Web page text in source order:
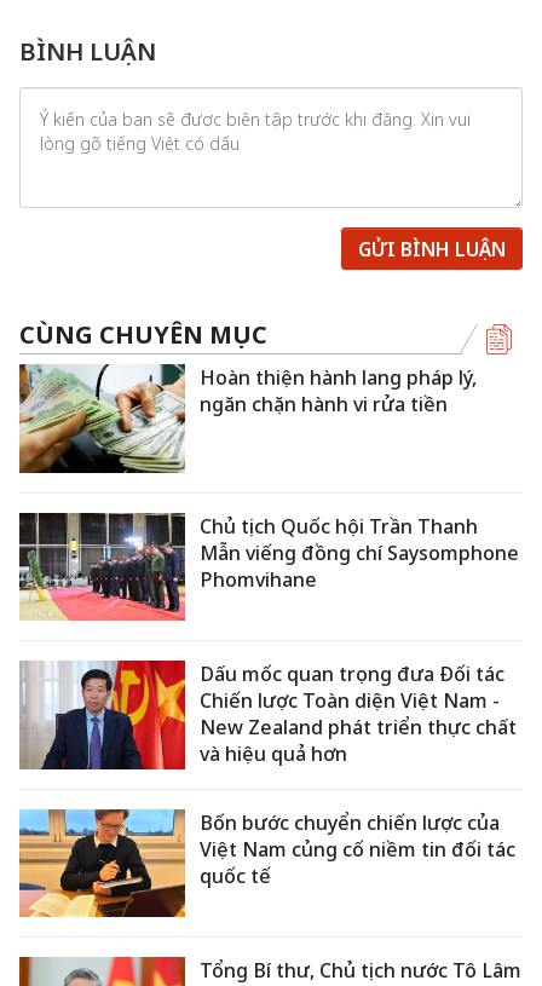
BÌNH LUẬN
GỬI BÌNH LUẬN
CÙNG CHUYÊN MỤC
Hoàn thiện hành lang pháp lý,
ngăn chặn hành vi rửa tiền
Chủ tịch Quốc hội Trần Thanh
Mẫn viếng đồng chí Saysomphone
Phomvihane
Dấu mốc quan trọng đưa Đối tác
Chiến lược Toàn diện Việt Nam -
New Zealand phát triển thực chất
và hiệu quả hơn
Bốn bước chuyển chiến lược của
Việt Nam củng cố niềm tin đối tác
quốc tế
Tổng Bí thư, Chủ tịch nước Tô Lâm